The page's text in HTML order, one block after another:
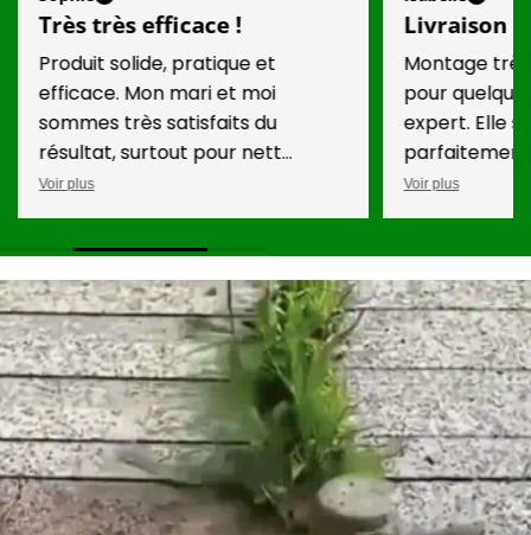
Très très efficace !
Produit solide, pratique et
efficace. Mon mari et moi
sommes très satisfaits du
résultat, surtout pour nett...
Voir plus
Livraison
Montage
pour
expert. Elle
parfaitement
Voir plus